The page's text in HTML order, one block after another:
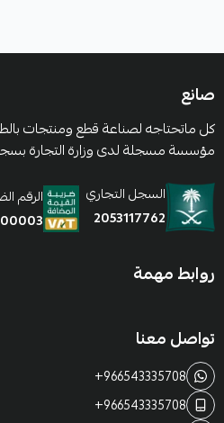
صانع
كل ماتحتاجه لصناعة قطع ومنتجات
مؤسسة مسجلة لدى وزارة التجارة بسجل تجاري
السجل التجاري
2053117762
الرقم
روابط مهمة
تواصل معنا
+966543335708
+966543335708